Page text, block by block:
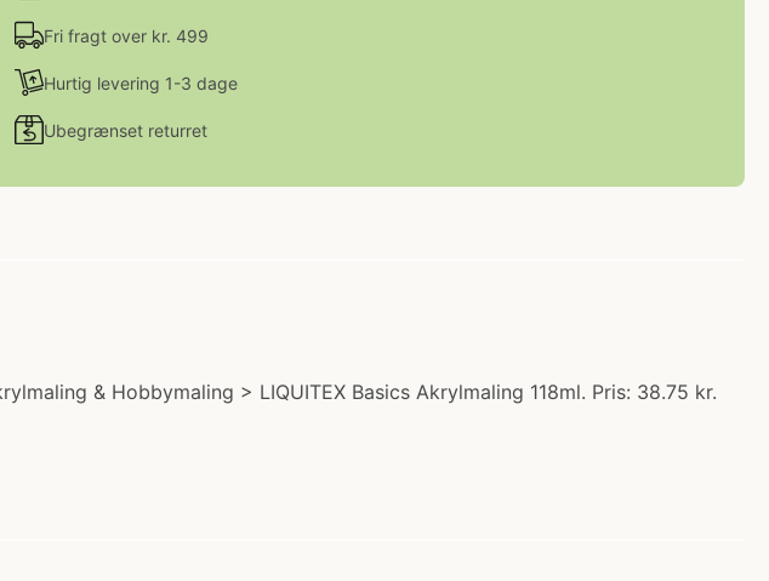
Fri fragt over kr. 499
Hurtig levering 1-3 dage
Ubegrænset returret
& Hobbymaling > LIQUITEX Basics Akrylmaling 118ml. Pris: 38.75 kr.